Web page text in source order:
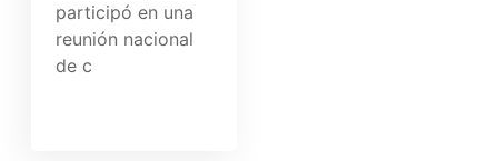
participó en una
reunión nacional
de c